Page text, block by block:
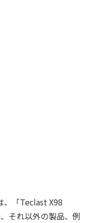
、「Teclast X98
それ以外の製品、例